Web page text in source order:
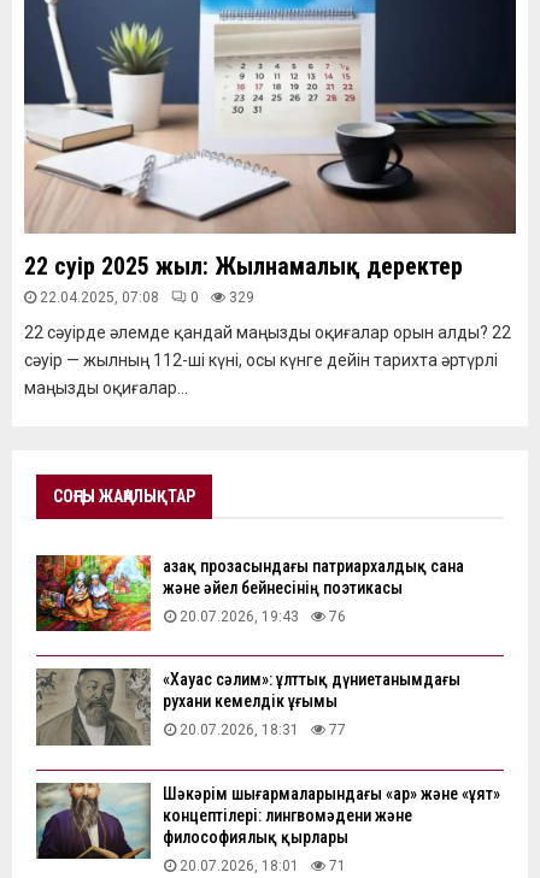
22 сәуір 2025 жыл: Жылнамалық деректер
22.04.2025, 07:08 0 329
22 сәуірде әлемде қандай маңызды оқиғалар орын алды? 22
сәуір — жылның 112-ші күні, осы күнге дейін тарихта әртүрлі
маңызды оқиғалар...
СОҢҒЫ ЖАҢАЛЫҚТАР
Қазақ прозасындағы патриархалдық сана
және әйел бейнесінің поэтикасы
20.07.2026, 19:43 76
«Хауас сәлим»: ұлттық дүниетанымдағы
рухани кемелдік ұғымы
20.07.2026, 18:31 77
Шәкәрім шығармаларындағы «ар» және «ұят»
концептілері: лингвомәдени және
философиялық қырлары
20.07.2026, 18:01 71